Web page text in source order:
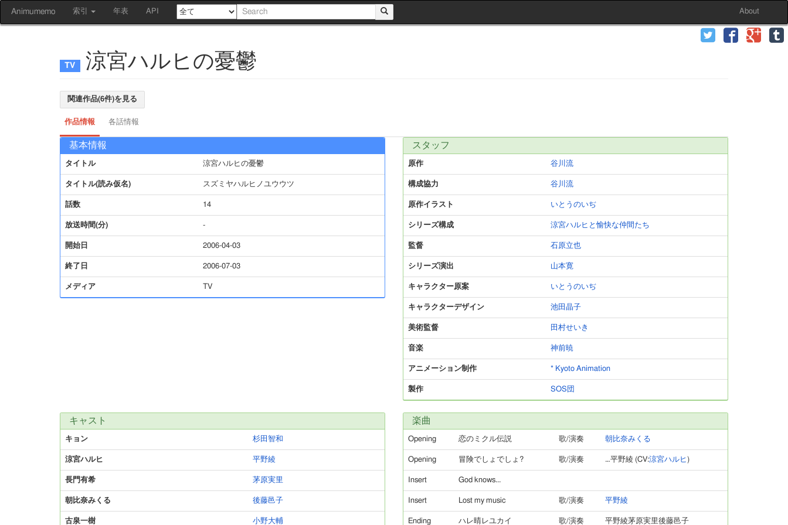
Animumemo 索引 年表 API About
涼宮ハルヒの憂鬱
関連作品(6件)を見る
作品情報 各話情報
基本情報
タイトル 涼宮ハルヒの憂鬱
タイトル(読み仮名) スズミヤハルヒノユウウツ
話数 14
放送時間(分) -
開始日 2006-04-03
終了日 2006-07-03
メディア TV
スタッフ
原作 谷川流
構成協力 谷川流
原作イラスト いとうのいぢ
シリーズ構成 涼宮ハルヒと愉快な仲間たち
監督 石原立也
シリーズ演出 山本寛
キャラクター原案 いとうのいぢ
キャラクターデザイン 池田晶子
美術監督 田村せいき
音楽 神前暁
アニメーション制作 * Kyoto Animation
製作 SOS団
キャスト
キョン 杉田智和
涼宮ハルヒ 平野綾
長門有希 茅原実里
朝比奈みくる 後藤邑子
古泉一樹 小野大輔
楽曲
Opening 恋のミクル伝説 歌/演奏 朝比奈みくる
Opening 冒険でしょでしょ? 歌/演奏 …平野綾 (CV:涼宮ハルヒ )
Insert God knows...
Insert Lost my music 歌/演奏 平野綾
Ending ハレ晴レユカイ 歌/演奏 平野綾茅原実里後藤邑子